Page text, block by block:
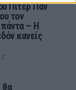
Πίτερ Παν
τον
πάντα – Η
κανείς
θα